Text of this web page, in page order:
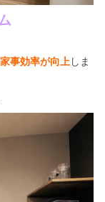
家事効率が向上 しま